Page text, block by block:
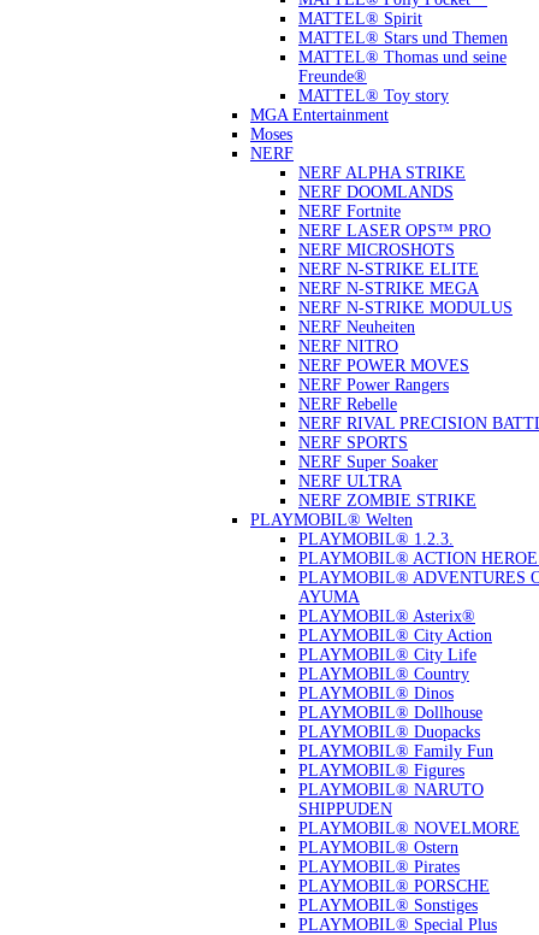
MATTEL® Spirit
MATTEL® Stars und Themen
MATTEL® Thomas und seine
Freunde®
MATTEL® Toy story
MGA Entertainment
Moses
NERF
NERF ALPHA STRIKE
NERF DOOMLANDS
NERF Fortnite
NERF LASER OPS™ PRO
NERF MICROSHOTS
NERF N-STRIKE ELITE
NERF N-STRIKE MEGA
NERF N-STRIKE MODULUS
NERF Neuheiten
NERF NITRO
NERF POWER MOVES
NERF Power Rangers
NERF Rebelle
NERF RIVAL PRECISION
NERF SPORTS
NERF Super Soaker
NERF ULTRA
NERF ZOMBIE STRIKE
PLAYMOBIL® Welten
PLAYMOBIL® 1.2.3.
PLAYMOBIL® ACTION
PLAYMOBIL® ADVENTURES
AYUMA
PLAYMOBIL® Asterix®
PLAYMOBIL® City Action
PLAYMOBIL® City Life
PLAYMOBIL® Country
PLAYMOBIL® Dinos
PLAYMOBIL® Dollhouse
PLAYMOBIL® Duopacks
PLAYMOBIL® Family Fun
PLAYMOBIL® Figures
PLAYMOBIL® NARUTO
SHIPPUDEN
PLAYMOBIL® NOVELMORE
PLAYMOBIL® Ostern
PLAYMOBIL® Pirates
PLAYMOBIL® PORSCHE
PLAYMOBIL® Sonstiges
PLAYMOBIL® Special Plus